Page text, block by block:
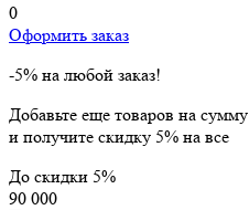
0
Оформить заказ
-5% на любой заказ!
Добавьте еще товаров на сумму
и получите скидку 5% на все
До скидки 5%
90 000